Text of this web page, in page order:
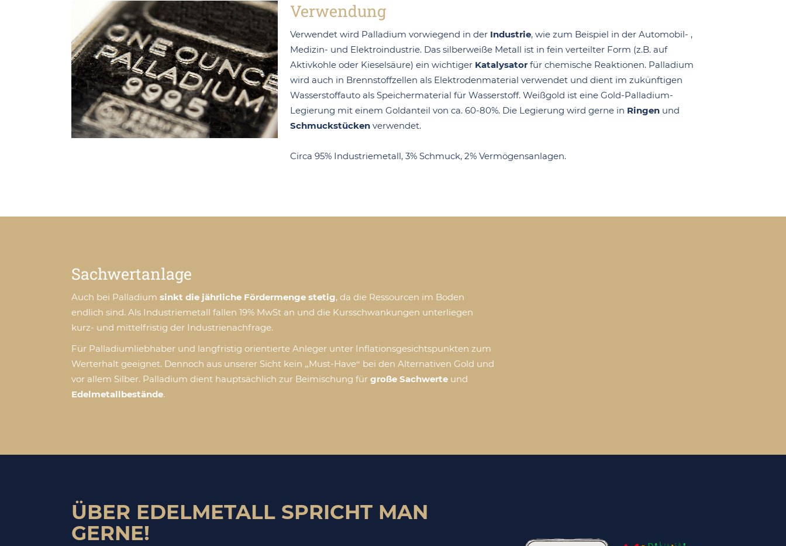
Verwendung
Verwendet wird Palladium vorwiegend in der Industrie, wie zum Beispiel in der Automobil- ,
Medizin- und Elektroindustrie. Das silberweiße Metall ist in fein verteilter Form (z.B. auf
Aktivkohle oder Kieselsäure) ein wichtiger Katalysatorfür chemische Reaktionen. Palladium
wird auch in Brennstoffzellen als Elektrodenmaterial verwendet und dient im zukünftigen
Wasserstoffauto als Speichermaterial für Wasserstoff. Weißgold ist eine Gold-Palladium-
Legierung mit einem Goldanteil von ca. 60-80%. Die Legierung wird gerne in Ringenund
Schmuckstückenverwendet.
Circa 95% Industriemetall, 3% Schmuck, 2% Vermögensanlagen.
Sachwertanlage
Auch bei Palladium sinkt die jährliche Fördermenge stetig, da die Ressourcen im Boden
endlich sind. Als Industriemetall fallen 19% MwSt an und die Kursschwankungen unterliegen
kurz- und mittelfristig der Industrienachfrage.
Für Palladiumliebhaber und langfristig orientierte Anleger unter Inflationsgesichtspunkten zum
Werterhalt geeignet. Dennoch aus unserer Sicht kein „Must-Have“ bei den Alternativen Gold und
vor allem Silber. Palladium dient hauptsächlich zur Beimischung für große Sachwerte und
Edelmetallbestände.
ÜBER EDELMETALL SPRICHT MAN
GERNE!